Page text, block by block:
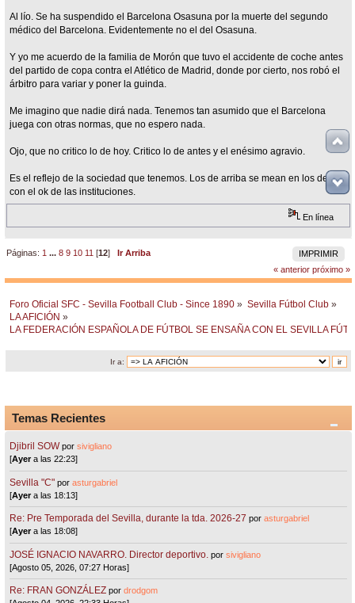
Al lío. Se ha suspendido el Barcelona Osasuna por la muerte del segundo
médico del Barcelona. Evidentemente no el del Osasuna.
Y yo me acuerdo de la familia de Morón que tuvo el accidente de coche antes
del partido de copa contra el Atlético de Madrid, donde por cierto, nos robó el
árbitro para variar y poner la guinda.
Me imagino que nadie dirá nada. Tenemos tan asumido que el Barcelona
juega con otras normas, que no espero nada.
Ojo, que no critico lo de hoy. Critico lo de antes y el enésimo agravio.
Es el reflejo de la sociedad que tenemos. Los de arriba se mean en los demás
con el ok de las instituciones.
En línea
IMPRIMIR
Páginas: 1 ...8 9 10 11 [12]Ir Arriba
« anterior próximo »
Foro Oficial SFC - Sevilla Football Club - Since 1890 » Sevilla Fútbol Club »
LA AFICIÓN »
LA FEDERACIÓN ESPAÑOLA DE FÚTBOL SE ENSAÑA CON EL SEVILLA
Ir a:
Temas Recientes
Djibril SOW porsivigliano
[Ayera las 22:23]
Sevilla "C"porasturgabriel
[Ayera las 18:13]
Re: Pre Temporada del Sevilla, durante la tda. 2026-27 porasturgabriel
[Ayera las 18:08]
JOSÉ IGNACIO NAVARRO. Director deportivo. porsivigliano
[Agosto 05, 2026, 07:27 Horas]
Re: FRAN GONZÁLEZ pordrodgom